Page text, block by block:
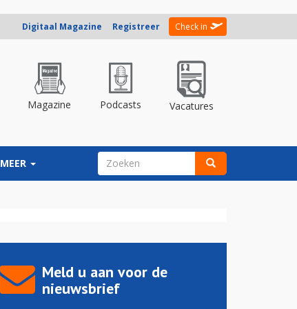
Digitaal Magazine Registreer Check in
Magazine Podcasts Vacatures
MEER ZOEKVELD
Meld u aan voor de
nieuwsbrief